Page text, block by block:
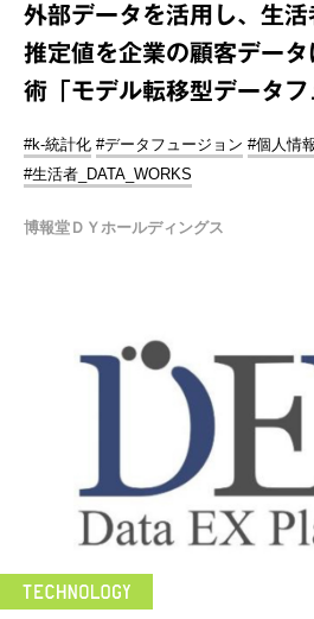
外部データを活用し、生
推定値を企業の顧客デー
術「モデル転移型データフ
#k-統計化 #データフュージョン #個人情
#生活者_DATA_WORKS
博報堂ＤＹホールディングス